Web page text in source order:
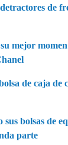
de
mejor
de caja de
sus bolsas de
parte